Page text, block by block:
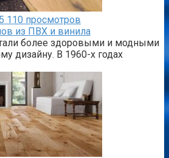
5 110 просмотров
из ПВХ и винила
более здоровыми и модными
дизайну. В 1960-х годах